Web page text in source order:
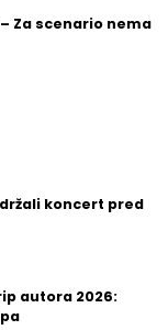
– Za scenario nema
koncert pred
autora 2026: